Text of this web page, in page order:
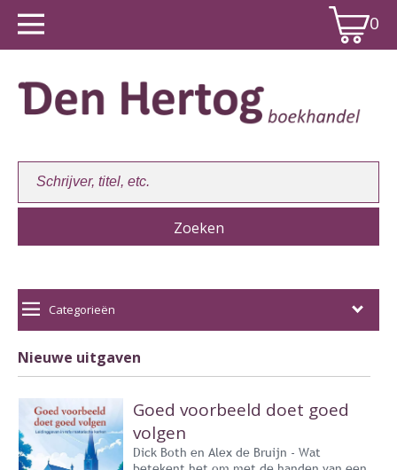
0
Winkelwagen:
Categorieën
Nieuwe uitgaven
Goed voorbeeld doet goed
volgen
Dick Both en Alex de Bruijn - Wat